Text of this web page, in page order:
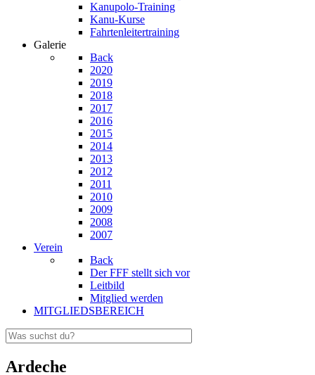
Kanupolo-Training
Kanu-Kurse
Fahrtenleitertraining
Galerie
Back
2020
2019
2018
2017
2016
2015
2014
2013
2012
2011
2010
2009
2008
2007
Verein
Back
Der FFF stellt sich vor
Leitbild
Mitglied werden
MITGLIEDSBEREICH
Ardeche